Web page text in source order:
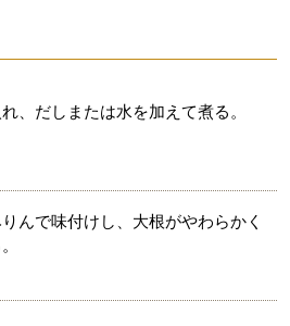
、だしまたは水を加えて煮る。
んで味付けし、大根がやわらかく